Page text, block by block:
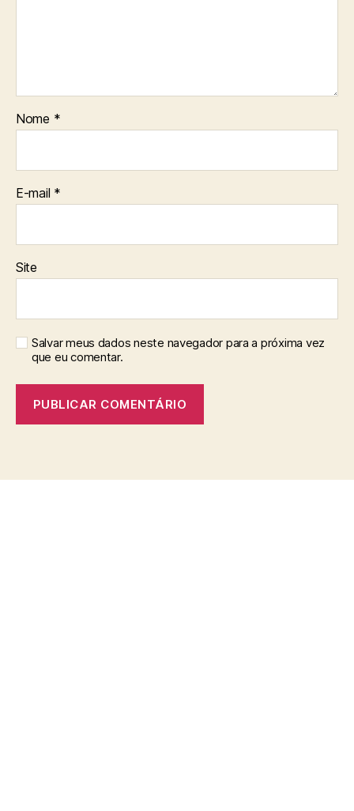
Nome *
E-mail *
Site
Salvar meus dados neste navegador para a próxima vez
que eu comentar.